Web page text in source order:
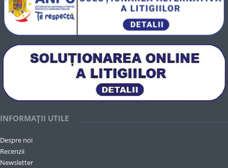
INFORMAȚII UTILE
Despre noi
Recenzii
Newsletter